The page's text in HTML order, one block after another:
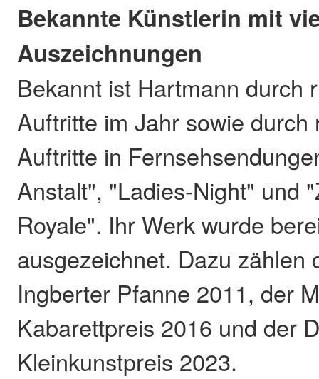
Bekannte Künstlerin mit
Auszeichnungen
Bekannt ist Hartmann durch
Auftritte im Jahr sowie durch
Auftritte in
Anstalt", "Ladies-Night" und
Royale". Ihr Werk wurde
ausgezeichnet. Dazu zählen
Ingberter Pfanne 2011, der
Kabarettpreis 2016 und der
Kleinkunstpreis 2023.